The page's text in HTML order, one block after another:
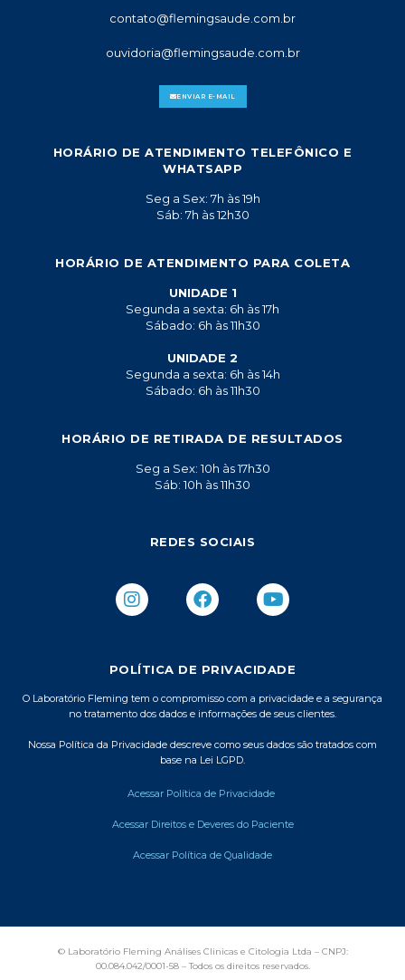
contato@flemingsaude.com.br
ouvidoria@flemingsaude.com.br
ENVIAR E-MAIL
HORÁRIO DE ATENDIMENTO TELEFÔNICO E
WHATSAPP
Seg a Sex: 7h às 19h
Sáb: 7h às 12h30
HORÁRIO DE ATENDIMENTO PARA COLETA
UNIDADE 1
Segunda a sexta: 6h às 17h
Sábado: 6h às 11h30
UNIDADE 2
Segunda a sexta: 6h às 14h
Sábado: 6h às 11h30
HORÁRIO DE RETIRADA DE RESULTADOS
Seg a Sex: 10h às 17h30
Sáb: 10h às 11h30
REDES SOCIAIS
I
n
a
r
a
m
F
a
b
o
k
Y
o
u
e
POLÍTICA DE PRIVACIDADE
O Laboratório Fleming tem o compromisso com a privacidade e a segurança
no tratamento dos dados e informações de seus clientes.
Nossa Política da Privacidade descreve como seus dados são tratados com
base na Lei LGPD.
Acessar Política de Privacidade
Acessar Direitos e Deveres do Paciente
Acessar Política de Qualidade
© Laboratório Fleming Análises Clinicas e Citologia Ltda – CNPJ:
00.084.042/0001-58 – Todos os direitos reservados.